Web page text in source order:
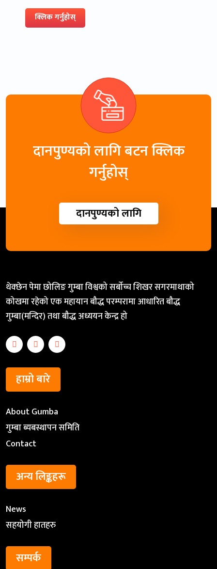
क्लिक गर्नुहोस्
दानपुण्यको लागि बटन क्लिक
गर्नुहोस्
दानपुण्यको लागि
थेक्छेन पेमा छोलिङ गुम्बा विश्वको सर्बोच्च शिखर सगरमाथाको
कोखमा रहेको एक महायान बौद्ध परम्परामा आधारित बौद्ध
गुम्बा(मन्दिर) तथा बौद्ध अध्ययन केन्द्र हो
हाम्रो बारे
About Gumba
गुम्बा ब्यबस्थापन समिति
Contact
अन्य लिङ्कहरू
News
सहयोगी हातहरु
सम्पर्क